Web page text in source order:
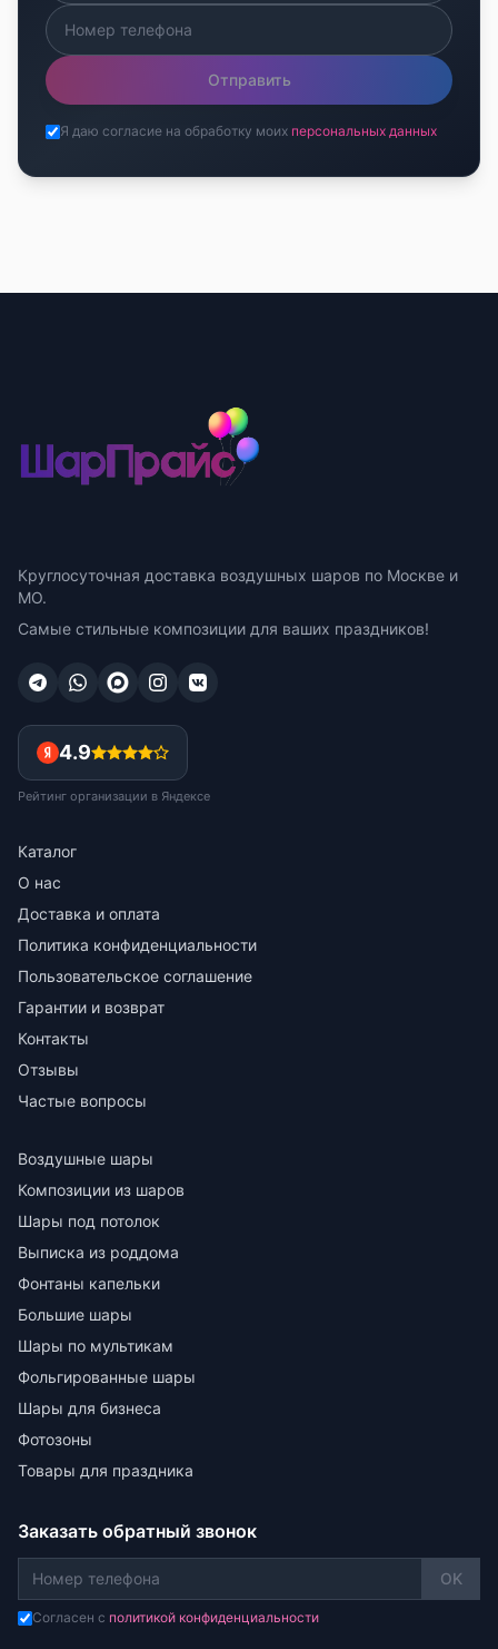
Отправить
Я даю согласие на обработку моих персональных данных
Круглосуточная доставка воздушных шаров по Москве и
МО.
Самые стильные композиции для ваших праздников!
4.9
Рейтинг организации в Яндексе
Каталог
О нас
Доставка и оплата
Политика конфиденциальности
Пользовательское соглашение
Гарантии и возврат
Контакты
Отзывы
Частые вопросы
Воздушные шары
Композиции из шаров
Шары под потолок
Выписка из роддома
Фонтаны капельки
Большие шары
Шары по мультикам
Фольгированные шары
Шары для бизнеса
Фотозоны
Товары для праздника
Заказать обратный звонок
OK
Согласен с политикой конфиденциальности